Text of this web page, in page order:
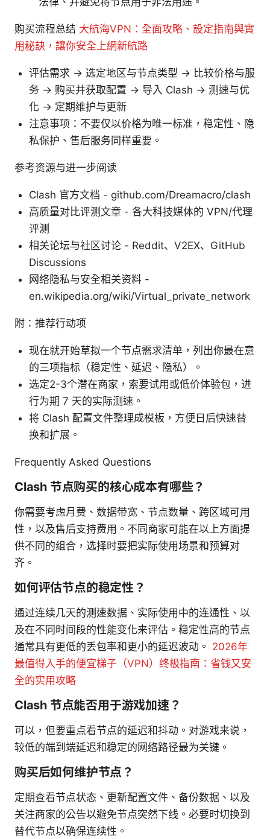
购买流程总结 大航海VPN：全面攻略、設定指南與實
用秘訣，讓你安全上網新航路
评估需求 → 选定地区与节点类型 → 比较价格与服
务 → 购买并获取配置 → 导入 Clash → 测速与优
化 → 定期维护与更新
注意事项：不要仅以价格为唯一标准，稳定性、隐
私保护、售后服务同样重要。
参考资源与进一步阅读
Clash 官方文档 - github.com/Dreamacro/clash
高质量对比评测文章 - 各大科技媒体的 VPN/代理
评测
相关论坛与社区讨论 - Reddit、V2EX、GitHub
Discussions
网络隐私与安全相关资料 -
en.wikipedia.org/wiki/Virtual_private_network
附：推荐行动项
现在就开始草拟一个节点需求清单，列出你最在意
的三项指标（稳定性、延迟、隐私）。
选定2-3个潜在商家，索要试用或低价体验包，进
行为期 7 天的实际测速。
将 Clash 配置文件整理成模板，方便日后快速替
换和扩展。
Frequently Asked Questions
Clash 节点购买的核心成本有哪些？
你需要考虑月费、数据带宽、节点数量、跨区域可用
性，以及售后支持费用。不同商家可能在以上方面提
供不同的组合，选择时要把实际使用场景和预算对
齐。
如何评估节点的稳定性？
通过连续几天的测速数据、实际使用中的连通性、以
及在不同时间段的性能变化来评估。稳定性高的节点
通常具有更低的丢包率和更小的延迟波动。 2026年
最值得入手的便宜梯子（VPN）终极指南：省钱又安
全的实用攻略
Clash 节点能否用于游戏加速？
可以，但要重点看节点的延迟和抖动。对游戏来说，
较低的端到端延迟和稳定的网络路径最为关键。
购买后如何维护节点？
定期查看节点状态、更新配置文件、备份数据、以及
关注商家的公告以避免节点突然下线。必要时切换到
替代节点以确保连续性。